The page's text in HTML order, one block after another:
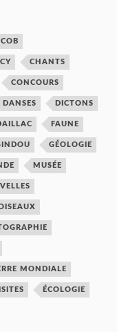
CHANTS
CONCOURS
DANSES DICTONS
FAUNE
GÉOLOGIE
MUSÉE
MONDIALE
ÉCOLOGIE